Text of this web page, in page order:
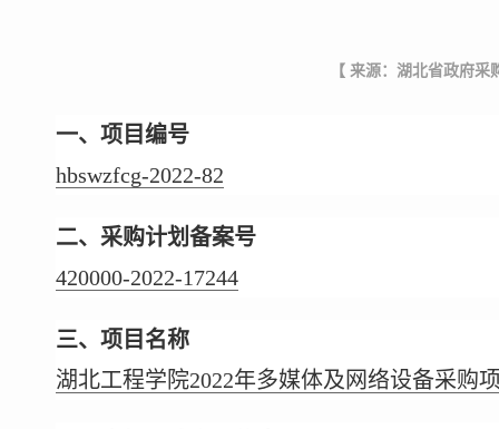
【 来源：湖北省政府
一、项目编号
hbswzfcg-2022-82
二、采购计划备案号
420000-2022-17244
三、项目名称
湖北工程学院2022年多媒体及网络设备采购